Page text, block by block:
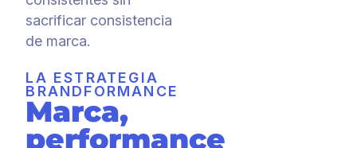
sacrificar consistencia
de marca.
LA ESTRATEGIA
BRANDFORMANCE
Marca,
performance